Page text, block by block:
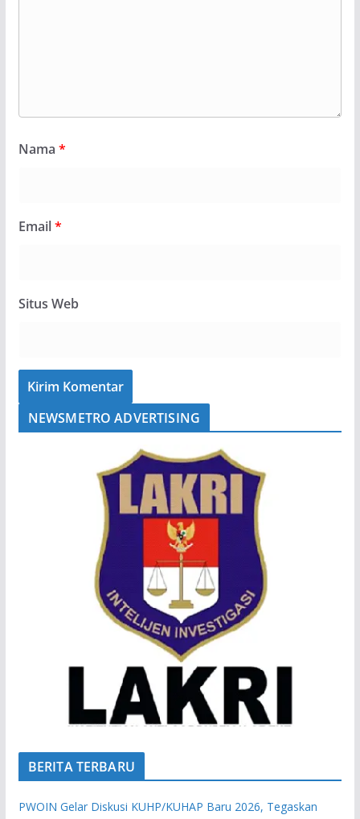
Nama *
Email*
Situs Web
NEWSMETRO ADVERTISING
BERITA TERBARU
PWOIN Gelar Diskusi KUHP/KUHAP Baru 2026, Tegaskan